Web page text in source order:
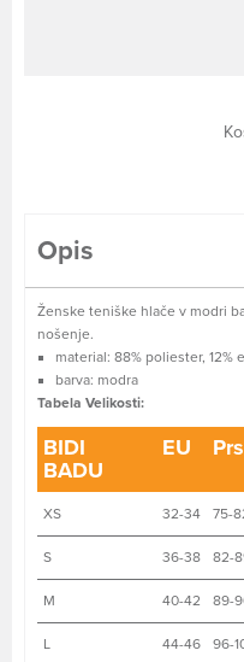
Opis
Ženske teniške hlače v modri
nošenje.
material: 88% poliester, 12%
barva: modra
Tabela Velikosti:
BIDI
BADU
EU
XS 32-34 75-
S 36-38 82-
M 40-42 89-
L 44-46 96-